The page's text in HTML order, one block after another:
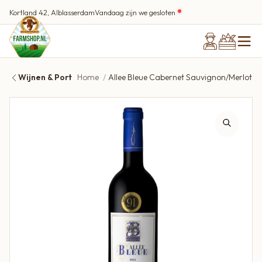
Kortland 42, AlblasserdamVandaag zijn we gesloten
Wijnen & Port Home Allee Bleue Cabernet Sauvignon/Merlot